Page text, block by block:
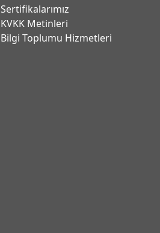
Sertifikalarımız
KVKK Metinleri
Bilgi Toplumu Hizmetleri